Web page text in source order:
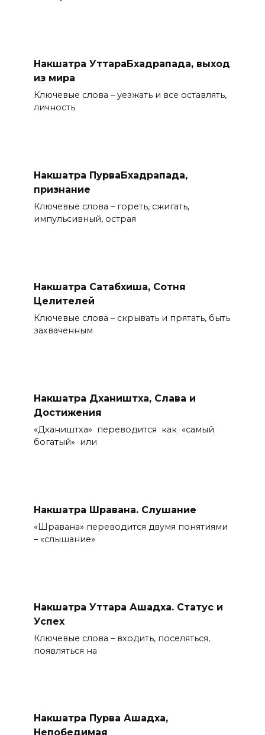
Накшатра УттараБхадрапада, выход
из мира
Ключевые слова – уезжать и все оставлять,
личность
Накшатра ПурваБхадрапада,
признание
Ключевые слова – гореть, сжигать,
импульсивный, острая
Накшатра Сатабхиша, Сотня
Целителей
Ключевые слова – скрывать и прятать, быть
захваченным
Накшатра Дхаништха, Слава и
Достижения
«Дхаништха» переводится как «самый
богатый» или
Накшатра Шравана. Слушание
«Шравана» переводится двумя понятиями
– «слышание»
Накшатра Уттара Ашадха. Статус и
Успех
Ключевые слова – входить, поселяться,
появляться на
Накшатра Пурва Ашадха,
Непобедимая